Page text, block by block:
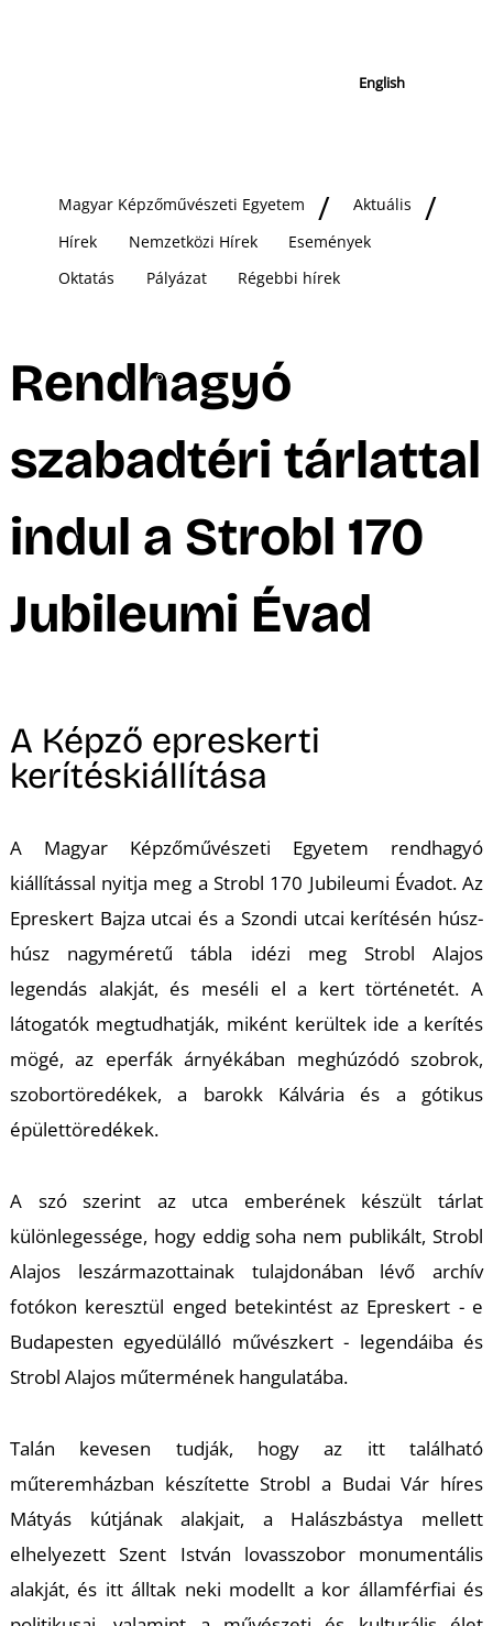
English
Magyar Képzőművészeti Egyetem
Aktuális
Hírek
Nemzetközi Hírek
Események
Oktatás
Pályázat Régebbi hírek
Rendhagyó
szabadtéri tárlattal
indul a Strobl 170
Jubileumi Évad
A Képző epreskerti
kerítéskiállítása
A Magyar Képzőművészeti Egyetem rendhagyó
kiállítással nyitja meg a Strobl 170 Jubileumi Évadot. Az
Epreskert Bajza utcai és a Szondi utcai kerítésén húsz-
húsz nagyméretű tábla idézi meg Strobl Alajos
legendás alakját, és meséli el a kert történetét. A
látogatók megtudhatják, miként kerültek ide a kerítés
mögé, az eperfák árnyékában meghúzódó szobrok,
szobortöredékek, a barokk Kálvária és a gótikus
épülettöredékek.
A szó szerint az utca emberének készült tárlat
különlegessége, hogy eddig soha nem publikált, Strobl
Alajos leszármazottainak tulajdonában lévő archív
fotókon keresztül enged betekintést az Epreskert - e
Budapesten egyedülálló művészkert - legendáiba és
Strobl Alajos műtermének hangulatába.
Talán kevesen tudják, hogy az itt található
műteremházban készítette Strobl a Budai Vár híres
Mátyás kútjának alakjait, a Halászbástya mellett
elhelyezett Szent István lovasszobor monumentális
alakját, és itt álltak neki modellt a kor államférfiai és